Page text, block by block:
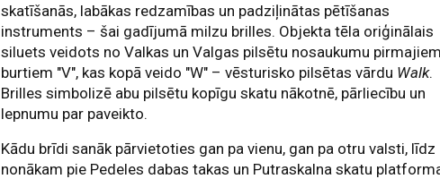
skatīšanās, labākas redzamības un padziļinātas pētīšanas
instruments – šai gadījumā milzu brilles. Objekta tēla oriģinālais
siluets veidots no Valkas un Valgas pilsētu nosaukumu pirmajiem
burtiem "V", kas kopā veido "W" – vēsturisko pilsētas vārdu Walk.
Brilles simbolizē abu pilsētu kopīgu skatu nākotnē, pārliecību un
lepnumu par paveikto.
Kādu brīdi sanāk pārvietoties gan pa vienu, gan pa otru valsti, līdz
nonākam pie Pedeles dabas takas un Putraskalna skatu